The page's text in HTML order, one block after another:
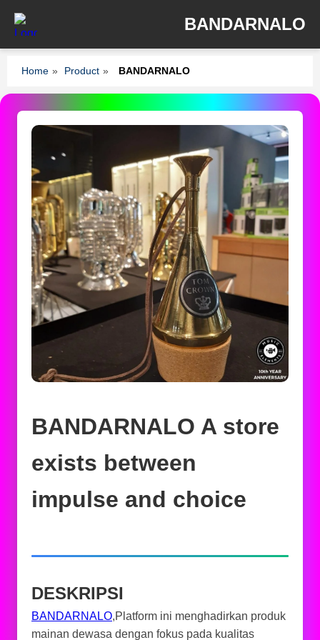
BANDARNALO
Home » Product » BANDARNALO
BANDARNALO A store
exists between
impulse and choice
DESKRIPSI
BANDARNALO,Platform ini menghadirkan produk
mainan dewasa dengan fokus pada kualitas